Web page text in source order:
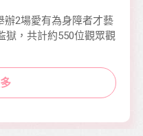
辦2場愛有為身障者才藝
獄，共計約550位觀眾觀